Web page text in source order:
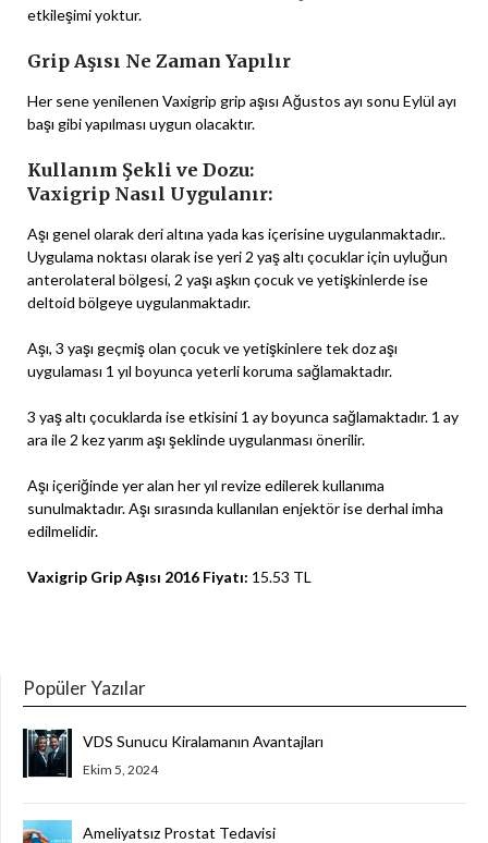
etkileşimi yoktur.
Grip Aşısı Ne Zaman Yapılır
Her sene yenilenen Vaxigrip grip aşısı Ağustos ayı sonu Eylül ayı
başı gibi yapılması uygun olacaktır.
Kullanım Şekli ve Dozu:
Vaxigrip Nasıl Uygulanır:
Aşı genel olarak deri altına yada kas içerisine uygulanmaktadır..
Uygulama noktası olarak ise yeri 2 yaş altı çocuklar için uyluğun
anterolateral bölgesi, 2 yaşı aşkın çocuk ve yetişkinlerde ise
deltoid bölgeye uygulanmaktadır.
Aşı, 3 yaşı geçmiş olan çocuk ve yetişkinlere tek doz aşı
uygulaması 1 yıl boyunca yeterli koruma sağlamaktadır.
3 yaş altı çocuklarda ise etkisini 1 ay boyunca sağlamaktadır. 1 ay
ara ile 2 kez yarım aşı şeklinde uygulanması önerilir.
Aşı içeriğinde yer alan her yıl revize edilerek kullanıma
sunulmaktadır. Aşı sırasında kullanılan enjektör ise derhal imha
edilmelidir.
Vaxigrip Grip Aşısı 2016 Fiyatı: 15.53 TL
Popüler Yazılar
VDS Sunucu Kiralamanın Avantajları
Ekim 5, 2024
Ameliyatsız Prostat Tedavisi